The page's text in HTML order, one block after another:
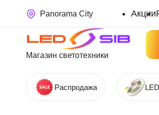
Panorama City Акции
Магазин светотехники
Распродажа